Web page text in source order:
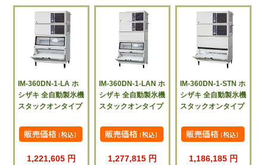
IM-360DN-1-LA ホ
シザキ 全自動製氷機
スタックオンタイプ
1,221,605 円
IM-360DN-1-LAN ホ
シザキ 全自動製氷機
スタックオンタイプ
1,277,815 円
IM-360DN-1-STN ホ
シザキ 全自動製氷機
スタックオンタイプ
1,186,185 円